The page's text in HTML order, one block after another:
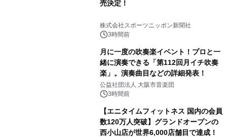
売決定！
株式会社スポーツニッポン新聞社
3時間前
月に一度の吹奏楽イベント！プロと一
緒に演奏できる「第112回月イチ吹奏
楽」。演奏曲目などの詳細発表！
公益社団法人 大阪市音楽団
3時間前
【エニタイムフィットネス 国内の会員
数120万人突破】グランドオープンの
西小山店が世界6,000店舗目で達成！